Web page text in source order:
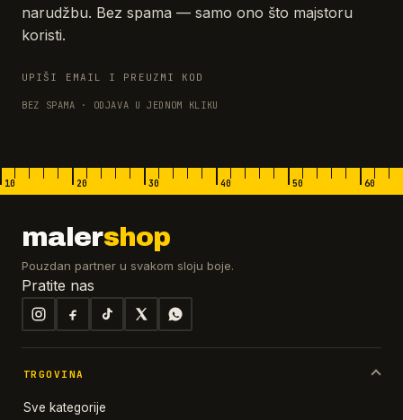
narudžbu. Bez spama — samo ono što majstoru
koristi.
UPIŠI EMAIL I PREUZMI KOD
BEZ SPAMA · ODJAVA U JEDNOM KLIKU
10 20 30 40 50 60
malershop
Pouzdan partner u svakom sloju boje.
Pratite nas
TRGOVINA
Sve kategorije